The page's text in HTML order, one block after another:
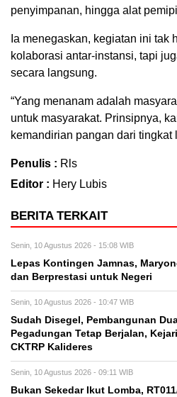
penyimpanan, hingga alat
Ia menegaskan, kegiatan ini tak
kolaborasi antar-instansi, tapi
secara langsung.
“Yang menanam adalah
untuk masyarakat. Prinsipnya,
kemandirian pangan dari tingkat
Penulis : Rls
Editor : Hery Lubis
BERITA TERKAIT
Senin, 10 Agustus 2026 - 15:08 WIB
Lepas Kontingen Jamnas,
dan Berprestasi untuk Negeri
Senin, 10 Agustus 2026 - 10:47 WIB
Sudah Disegel, Pembangunan
Pegadungan Tetap Berjalan,
CKTRP Kalideres
Senin, 10 Agustus 2026 - 09:11 WIB
Bukan Sekedar Ikut Lomba,